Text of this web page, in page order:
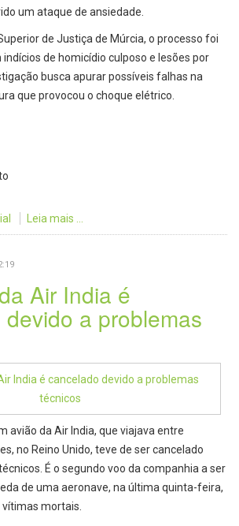
um ataque de ansiedade.
de Justiça de Múrcia, o processo foi
de homicídio culposo e lesões por
busca apurar possíveis falhas na
que provocou o choque elétrico.
Leia mais ...
Air India é
a problemas
avião da Air India, que viajava entre
no Reino Unido, teve de ser cancelado
É o segundo voo da companhia a ser
de uma aeronave, na última quinta-feira,
mortais.